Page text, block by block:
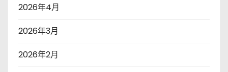
2026年4月
2026年3月
2026年2月